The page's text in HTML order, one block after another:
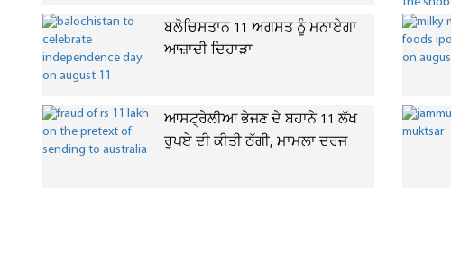
ਬਲੋਚਿਸਤਾਨ 11 ਅਗਸਤ ਨੂੰ ਮਨਾਏਗਾ
ਆਜ਼ਾਦੀ ਦਿਹਾੜਾ
ਆਸਟ੍ਰੇਲੀਆ ਭੇਜਣ ਦੇ ਬਹਾਨੇ 11 ਲੱਖ
ਰੁਪਏ ਦੀ ਕੀਤੀ ਠੱਗੀ, ਮਾਮਲਾ ਦਰਜ